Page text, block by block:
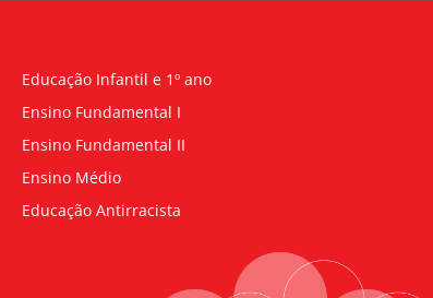
Educação Infantil e 1º ano
Ensino Fundamental I
Ensino Fundamental II
Ensino Médio
Educação Antirracista